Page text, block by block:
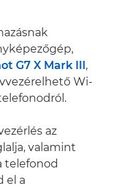
G7 X Mark III,
Wi-
az
valamint
telefonod
el a